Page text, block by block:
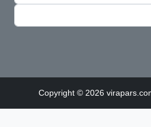
Copyright © 2026